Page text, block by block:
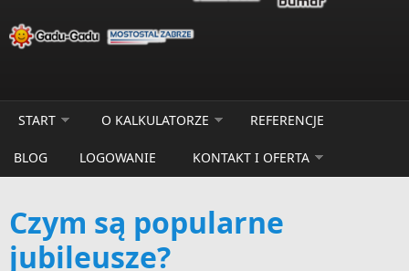
START O KALKULATORZE REFERENCJE
BLOG LOGOWANIE KONTAKT I OFERTA
Czym są popularne
jubileusze?